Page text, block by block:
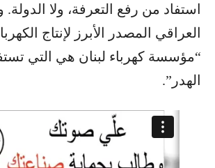
استفاد من رفع التعرفة، ولا الدولة.
العراقي المصدر الأبرز لإنتاج
“مؤسسة كهرباء لبنان هي التي
الهدر”.